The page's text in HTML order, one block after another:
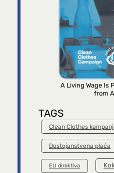
A Living Wage Is
from
TAGS
Clean Clothes
Dostojanstvena plaća
EU direktiva